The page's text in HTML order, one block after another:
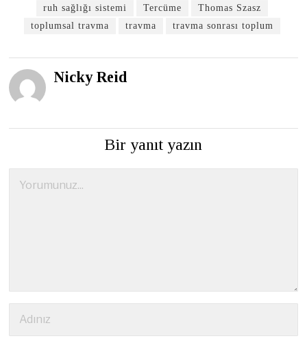
ruh sağlığı sistemi
Tercüme
Thomas Szasz
toplumsal travma
travma travma sonrası toplum
Nicky Reid
Bir yanıt yazın